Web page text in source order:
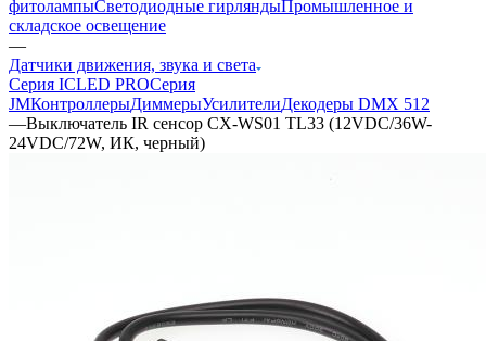
фитолампыСветодиодные гирляндыПромышленное и
складское освещение
—
Датчики движения, звука и света
Серия ICLED PROСерия
JMКонтроллерыДиммерыУсилителиДекодеры DMX 512
—Выключатель IR сенсор CX-WS01 TL33 (12VDC/36W-
24VDC/72W, ИК, черный)